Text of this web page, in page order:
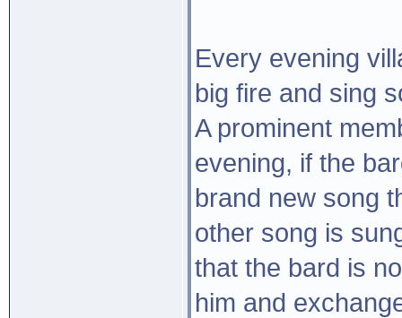
Every evening
big fire and sing
A prominent
evening, if the
brand new song
other song is
that the bard is
him and